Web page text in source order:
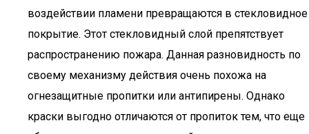
воздействии пламени превращаются в стекловидное
покрытие. Этот стекловидный слой препятствует
распространению пожара. Данная разновидность по
своему механизму действия очень похожа на
огнезащитные пропитки или антипирены. Однако
краски выгодно отличаются от пропиток тем, что еще